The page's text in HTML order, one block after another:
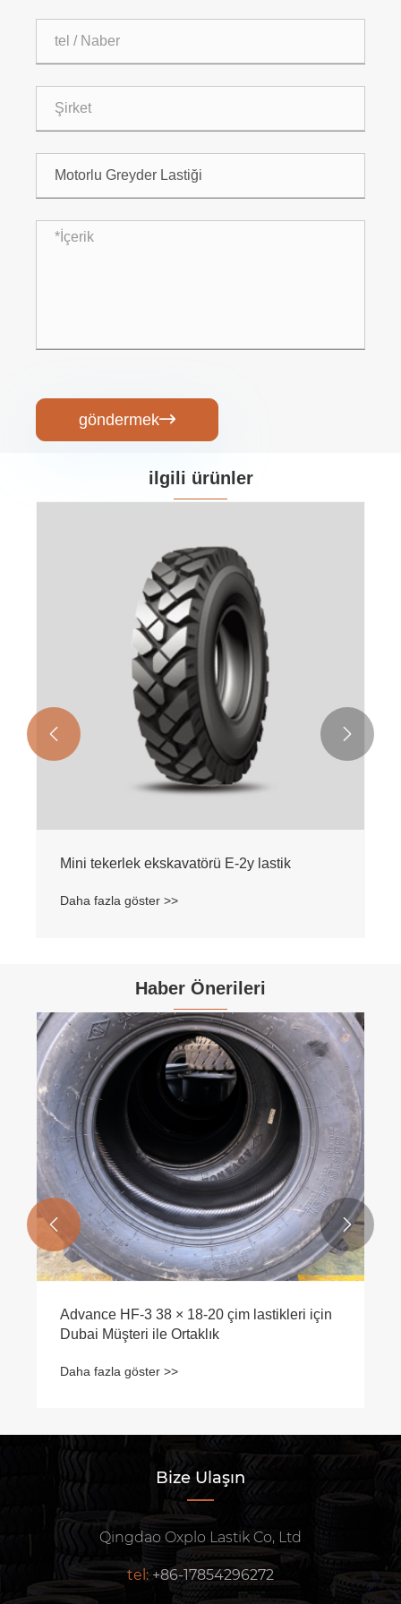
göndermek
ilgili ürünler
Mini tekerlek ekskavatörü E-2y lastik
Daha fazla göster >>
 
Haber Önerileri
Advance HF-3 38 × 18-20 çim lastikleri için
Dubai Müşteri ile Ortaklık
Daha fazla göster >>
 
Bize Ulaşın
Qingdao Oxplo Lastik Co, Ltd
tel: +86-17854296272